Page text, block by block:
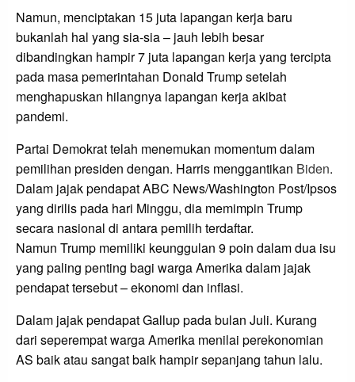
Namun, menciptakan 15 juta lapangan kerja baru
bukanlah hal yang sia-sia – jauh lebih besar
dibandingkan hampir 7 juta lapangan kerja yang tercipta
pada masa pemerintahan Donald Trump setelah
menghapuskan hilangnya lapangan kerja akibat
pandemi.
Partai Demokrat telah menemukan momentum dalam
pemilihan presiden dengan. Harris menggantikan Biden.
Dalam jajak pendapat ABC News/Washington Post/Ipsos
yang dirilis pada hari Minggu, dia memimpin Trump
secara nasional di antara pemilih terdaftar.
Namun Trump memiliki keunggulan 9 poin dalam dua isu
yang paling penting bagi warga Amerika dalam jajak
pendapat tersebut – ekonomi dan inflasi.
Dalam jajak pendapat Gallup pada bulan Juli. Kurang
dari seperempat warga Amerika menilai perekonomian
AS baik atau sangat baik hampir sepanjang tahun lalu.